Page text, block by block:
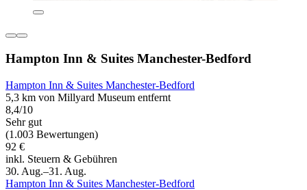
Hampton Inn & Suites Manchester-Bedford
Hampton Inn & Suites Manchester-Bedford
5,3 km von Millyard Museum entfernt
8,4/10
Sehr gut
(1.003 Bewertungen)
92 €
inkl. Steuern & Gebühren
30. Aug.–31. Aug.
Hampton Inn & Suites Manchester-Bedford